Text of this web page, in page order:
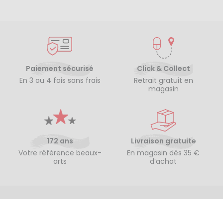
Paiement sécurisé
En 3 ou 4 fois sans frais
Click & Collect
Retrait gratuit en
magasin
172 ans
Votre référence beaux-
arts
Livraison gratuite
En magasin dès 35 €
d’achat